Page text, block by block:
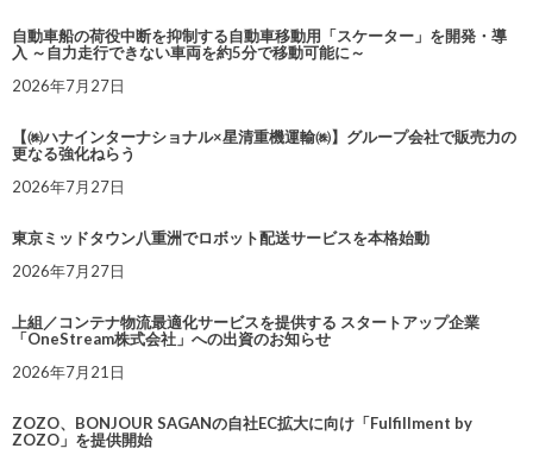
自動車船の荷役中断を抑制する自動車移動用「スケーター」を開発・導
入 ～自力走行できない車両を約5分で移動可能に～
2026年7月27日
【㈱ハナインターナショナル×星清重機運輸㈱】グループ会社で販売力の
更なる強化ねらう
2026年7月27日
東京ミッドタウン八重洲でロボット配送サービスを本格始動
2026年7月27日
上組／コンテナ物流最適化サービスを提供する スタートアップ企業
「OneStream株式会社」への出資のお知らせ
2026年7月21日
ZOZO、BONJOUR SAGANの自社EC拡大に向け「Fulfillment by
ZOZO」を提供開始